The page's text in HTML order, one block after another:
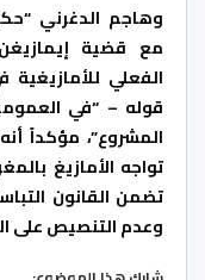
وهاجم الدغرني
مع قضية
الفعلي
قوله – “في
المشروع”، مؤكداً
تواجه الأمازيغ
تضمن القانون
وعدم التنصيص على